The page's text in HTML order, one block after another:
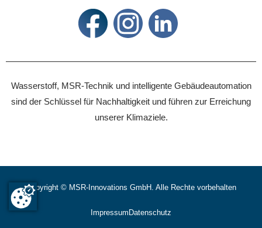
Wasserstoff, MSR-Technik und intelligente Gebäudeautomation
sind der Schlüssel für Nachhaltigkeit und führen zur Erreichung
unserer Klimaziele.
Copyright © MSR-Innovations GmbH. Alle Rechte vorbehalten
Impressum Datenschutz